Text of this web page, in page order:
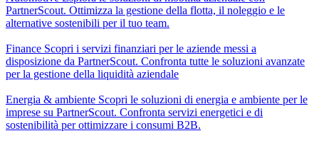
PartnerScout. Ottimizza la gestione della flotta, il noleggio e le
alternative sostenibili per il tuo team.
Finance Scopri i servizi finanziari per le aziende messi a
disposizione da PartnerScout. Confronta tutte le soluzioni avanzate
per la gestione della liquidità aziendale
Energia & ambiente Scopri le soluzioni di energia e ambiente per le
imprese su PartnerScout. Confronta servizi energetici e di
sostenibilità per ottimizzare i consumi B2B.